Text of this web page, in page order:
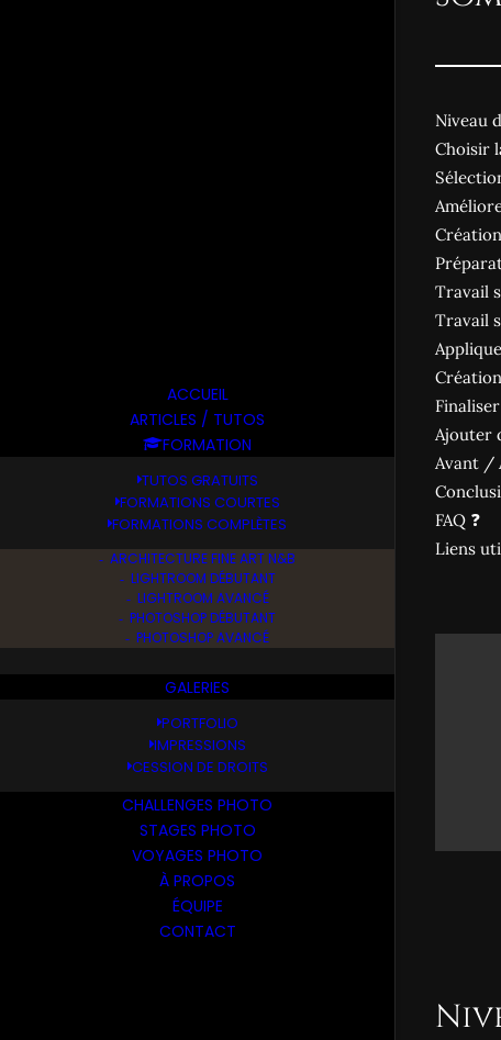
ACCUEIL
ARTICLES / TUTOS
FORMATION
TUTOS GRATUITS
FORMATIONS COURTES
FORMATIONS COMPLÈTES
ARCHITECTURE FINE ART N&B
LIGHTROOM DÉBUTANT
LIGHTROOM AVANCÉ
PHOTOSHOP DÉBUTANT
PHOTOSHOP AVANCÉ
GALERIES
PORTFOLIO
IMPRESSIONS
CESSION DE DROITS
CHALLENGES PHOTO
STAGES PHOTO
VOYAGES PHOTO
À PROPOS
ÉQUIPE
CONTACT
Niveau
Choisir
Travail
Travail
Ajouter
Avant /
FAQ ❓
Liens